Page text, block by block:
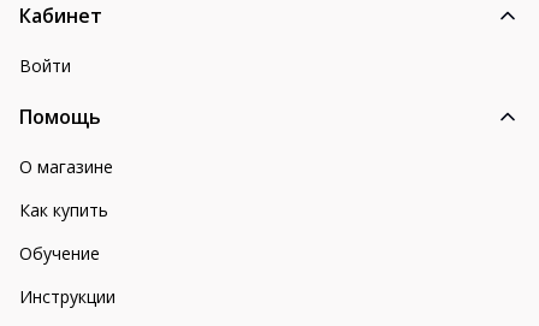
Кабинет
Войти
Помощь
О магазине
Как купить
Обучение
Инструкции